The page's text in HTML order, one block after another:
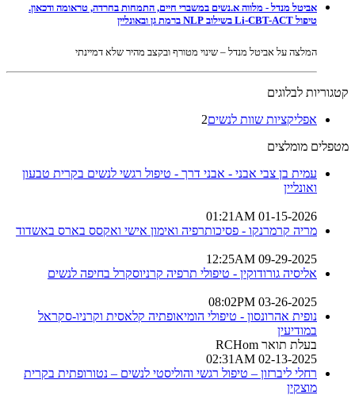
אביטל מנדל - מלווה א.נשים במשברי חיים, התמחות בחרדה, טראומה ודכאון.
טיפול Li-CBT-ACT בשילוב NLP ברמת גן ובאונליין
המלצה על אביטל מנדל – שינוי מטורף ובקצב מהיר שלא דמיינתי
קטגוריות לבלוגים
אפליקציות שוות לנשים2
מטפלים מומלצים
עמית בן צבי אבני - אבני דרך - טיפול רגשי לנשים בקרית טבעון
ואונליין
01-15-2026 01:21AM
מריה קרמרנקו - פסיכותרפיה ואימון אישי ואקסס בארס באשדוד
09-29-2025 12:25AM
אליסיה גורודוקין - טיפולי תרפיה קרניוסקרל בחיפה לנשים
03-26-2025 08:02PM
נופית אהרונסון - טיפולי הומיאופתיה קלאסית וקרניו-סקראל
במודיעין
בעלת תואר RCHom
02-13-2025 02:31AM
רחלי ליברזון – טיפול רגשי והוליסטי לנשים – נטורופתית בקרית
מוצקין